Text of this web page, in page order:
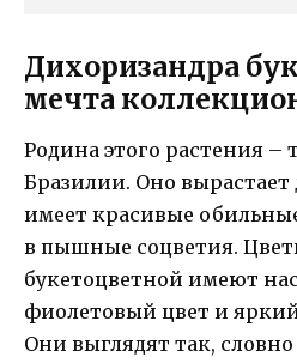
Дихоризандрa
мечта
Родина этого растения –
Бразилии. Оно вырастает
имеет красивые
в пышные соцветия.
букетоцветной имеют
фиолетовый цвет и
Они выглядят так,